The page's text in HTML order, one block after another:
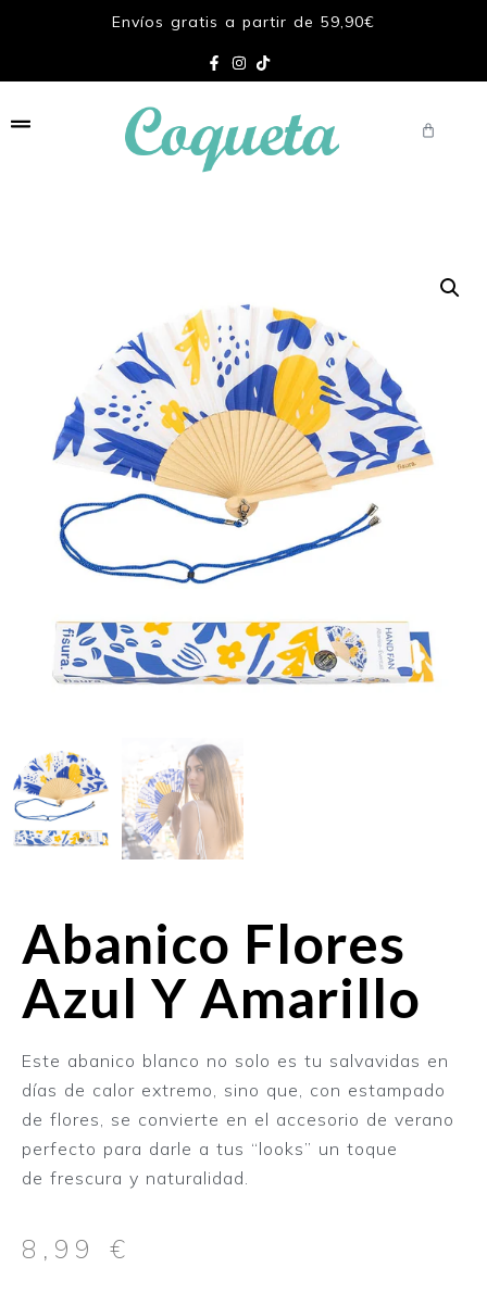
Envíos gratis a partir de 59,90€
Abanico Flores
Azul Y Amarillo
Este abanico blanco no solo es tu salvavidas en
días de calor extremo, sino que, con estampado
de flores, se convierte en el accesorio de verano
perfecto para darle a tus “looks” un toque
de frescura y naturalidad.
8,99 €